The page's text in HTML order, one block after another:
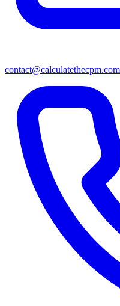
contact@calculatethecpm.com